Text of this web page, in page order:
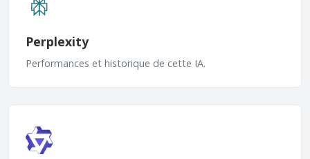
Perplexity
Performances et historique de cette IA.